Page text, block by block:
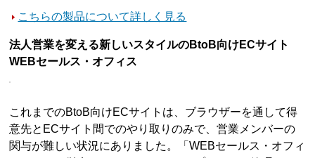
こちらの製品について詳しく見る
法人営業を変える新しいスタイルのBtoB向けECサイト
WEBセールス・オフィス
これまでのBtoB向けECサイトは、ブラウザーを通して得
意先とECサイト間でのやり取りのみで、営業メンバーの
関与が難しい状況にありました。「WEBセールス・オフィ